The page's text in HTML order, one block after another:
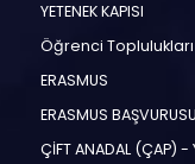
YETENEK KAPISI
Öğrenci Toplulukları
ERASMUS
ERASMUS BAŞVURUSU
ÇİFT ANADAL (ÇAP) -